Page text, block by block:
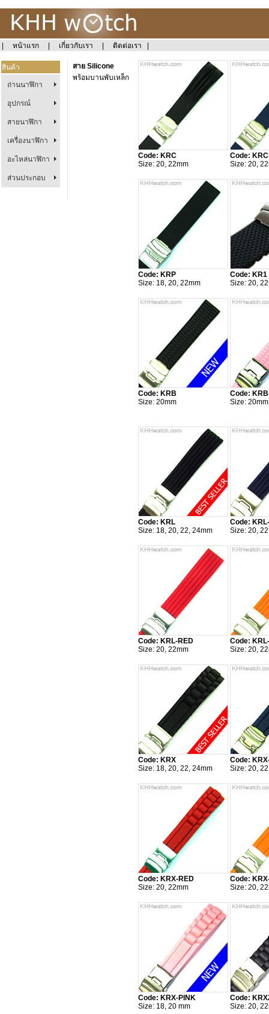
หน้าแรก เกี่ยวกับเรา ติดต่อเรา
สินค้า
ถ่านนาฬิกา
อุปกรณ์
สายนาฬิกา
เครื่องนาฬิกา
อะไหล่นาฬิกา
ส่วนประกอบ
สาย Silicone
พร้อมบานพับเหล็ก
Code: KRC
Size: 20, 22mm
Code:
Size: 20,
Code: KRP
Size: 18, 20, 22mm
Code: KR1
Size: 20,
Code: KRB
Size: 20mm
Code:
Size: 20mm
Code: KRL
Size: 18, 20, 22, 24mm
Code:
Size: 20,
Code: KRL-RED
Size: 20, 22mm
Code:
Size: 20,
Code: KRX
Size: 18, 20, 22, 24mm
Code:
Size: 20,
Code: KRX-RED
Size: 20, 22mm
Code:
Size: 20,
Code: KRX-PINK
Size: 18, 20 mm
Code:
Size: 20,